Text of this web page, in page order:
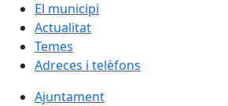
El municipi
Actualitat
Temes
Adreces i telèfons
Ajuntament